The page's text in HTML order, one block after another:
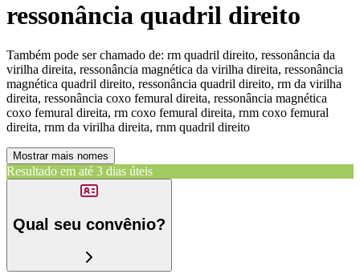
ressonância quadril direito
Também pode ser chamado de: rm quadril direito, ressonância da
virilha direita, ressonância magnética da virilha direita, ressonância
magnética quadril direito, ressonância quadril direito, rm da virilha
direita, ressonância coxo femural direita, ressonância magnética
coxo femural direita, rm coxo femural direita, rnm coxo femural
direita, rnm da virilha direita, rnm quadril direito
Mostrar mais nomes
Resultado em até 3 dias úteis
Qual seu convênio?